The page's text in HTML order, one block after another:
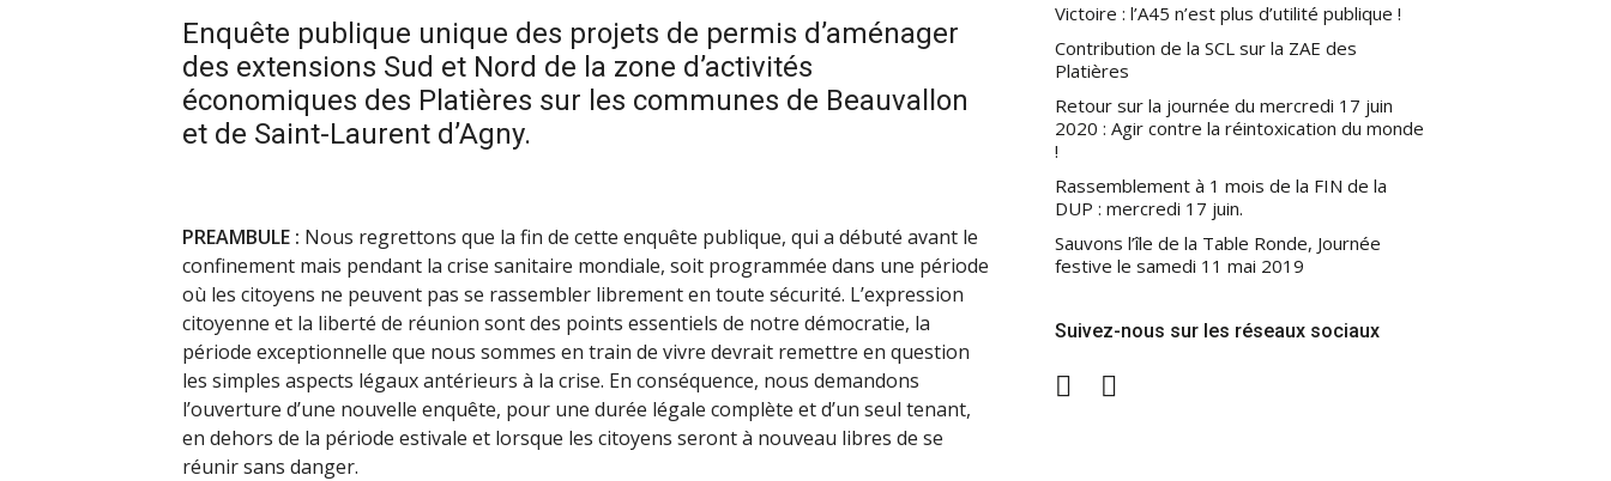
Enquête publique unique des projets de permis d’aménager
des extensions Sud et Nord de la zone d’activités
économiques des Platières sur les communes de Beauvallon
et de Saint-Laurent d’Agny.
PREAMBULE : Nous regrettons que la fin de cette enquête publique, qui a débuté avant le
confinement mais pendant la crise sanitaire mondiale, soit programmée dans une période
où les citoyens ne peuvent pas se rassembler librement en toute sécurité. L’expression
citoyenne et la liberté de réunion sont des points essentiels de notre démocratie, la
période exceptionnelle que nous sommes en train de vivre devrait remettre en question
les simples aspects légaux antérieurs à la crise. En conséquence, nous demandons
l’ouverture d’une nouvelle enquête, pour une durée légale complète et d’un seul tenant,
en dehors de la période estivale et lorsque les citoyens seront à nouveau libres de se
réunir sans danger.
Victoire : l’A45 n’est plus d’utilité publique !
Contribution de la SCL sur la ZAE des
Platières
Retour sur la journée du mercredi 17 juin
2020 : Agir contre la réintoxication du monde
!
Rassemblement à 1 mois de la FIN de la
DUP : mercredi 17 juin.
Sauvons l’île de la Table Ronde, Journée
festive le samedi 11 mai 2019
Suivez-nous sur les réseaux sociaux
Twitter